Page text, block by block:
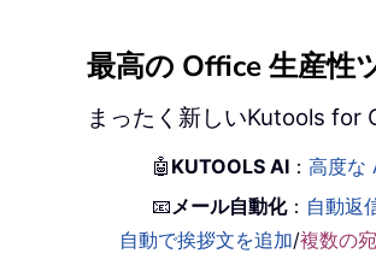
最高の Office 生産性
まったく新しいKutools for
🤖 KUTOOLS AI ：高度な
📧 メール自動化： 自動返
自動で挨拶文を追加/複数の